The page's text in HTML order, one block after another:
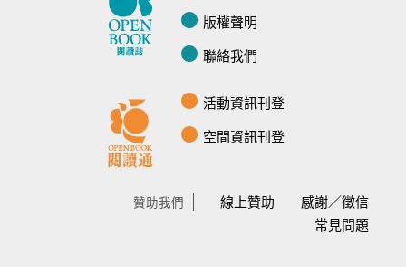
版權聲明
聯絡我們
活動資訊刊登
空間資訊刊登
贊助我們 線上贊助
感謝／徵信
常見問題